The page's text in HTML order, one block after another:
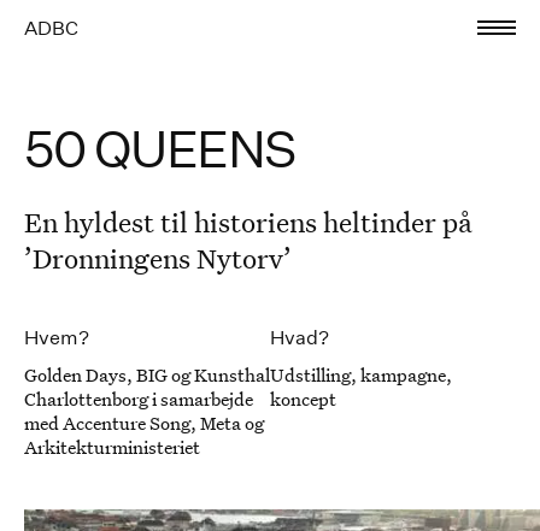
ADBC
50 QUEENS
En hyldest til historiens heltinder på
’Dronningens Nytorv’
Hvem?
Golden Days, BIG og Kunsthal
Charlottenborg i samarbejde
med Accenture Song, Meta og
Arkitekturministeriet
Hvad?
Udstilling, kampagne,
koncept